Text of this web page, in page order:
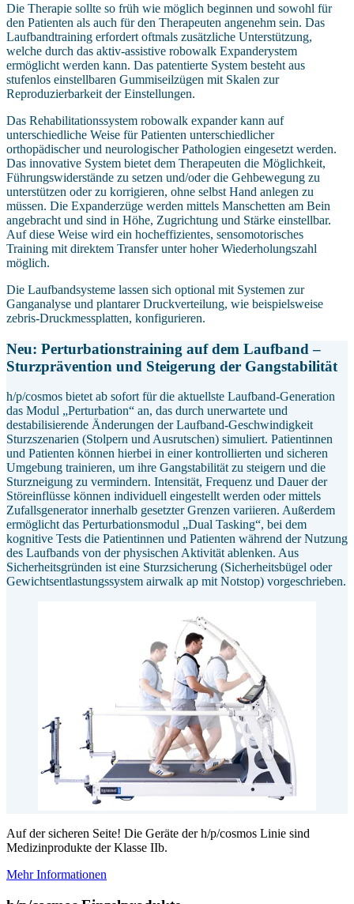
Die Therapie sollte so früh wie möglich beginnen und sowohl für
den Patienten als auch für den Therapeuten angenehm sein. Das
Laufbandtraining erfordert oftmals zusätzliche Unterstützung,
welche durch das aktiv-assistive robowalk Expanderystem
ermöglicht werden kann. Das patentierte System besteht aus
stufenlos einstellbaren Gummiseilzügen mit Skalen zur
Reproduzierbarkeit der Einstellungen.
Das Rehabilitationssystem robowalk expander kann auf
unterschiedliche Weise für Patienten unterschiedlicher
orthopädischer und neurologischer Pathologien eingesetzt werden.
Das innovative System bietet dem Therapeuten die Möglichkeit,
Führungswiderstände zu setzen und/oder die Gehbewegung zu
unterstützen oder zu korrigieren, ohne selbst Hand anlegen zu
müssen. Die Expanderzüge werden mittels Manschetten am Bein
angebracht und sind in Höhe, Zugrichtung und Stärke einstellbar.
Auf diese Weise wird ein hocheffizientes, sensomotorisches
Training mit direktem Transfer unter hoher Wiederholungszahl
möglich.
Die Laufbandsysteme lassen sich optional mit Systemen zur
Ganganalyse und plantarer Druckverteilung, wie beispielsweise
zebris-Druckmessplatten, konfigurieren.
Neu: Perturbationstraining auf dem Laufband –
Sturzprävention und Steigerung der Gangstabilität
h/p/cosmos bietet ab sofort für die aktuellste Laufband-Generation
das Modul „Perturbation“ an, das durch unerwartete und
destabilisierende Änderungen der Laufband-Geschwindigkeit
Sturzszenarien (Stolpern und Ausrutschen) simuliert. Patientinnen
und Patienten können hierbei in einer kontrollierten und sicheren
Umgebung trainieren, um ihre Gangstabilität zu steigern und die
Sturzneigung zu vermindern. Intensität, Frequenz und Dauer der
Störeinflüsse können individuell eingestellt werden oder mittels
Zufallsgenerator innerhalb gesetzter Grenzen variieren. Außerdem
ermöglicht das Perturbationsmodul „Dual Tasking“, bei dem
kognitive Tests die Patientinnen und Patienten während der Nutzung
des Laufbands von der physischen Aktivität ablenken. Aus
Sicherheitsgründen ist eine Sturzsicherung (Sicherheitsbügel oder
Gewichtsentlastungssystem airwalk ap mit Notstop) vorgeschrieben.
Auf der sicheren Seite! Die Geräte der h/p/cosmos Linie sind
Medizinprodukte der Klasse IIb.
Mehr Informationen